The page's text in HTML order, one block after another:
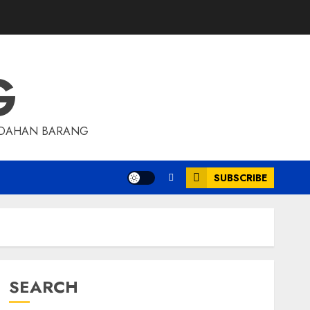
BARANG
SUBSCRIBE
SEARCH